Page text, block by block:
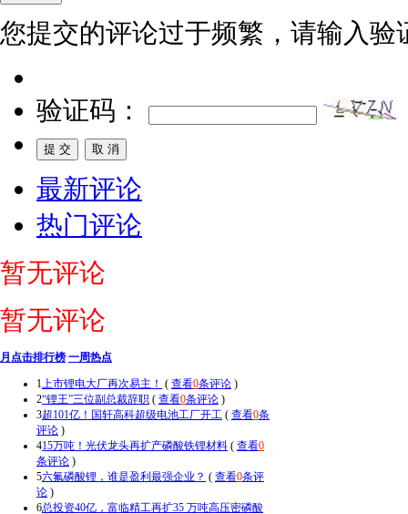
您提交的评论过于频繁，请输入验
验证码：
最新评论
热门评论
暂无评论
暂无评论
月点击排行榜 一周热点
1上市锂电大厂再次易主！ ( 查看0条评论 )
2“锂王”三位副总裁辞职 ( 查看0条评论 )
3超101亿！国轩高科超级电池工厂开工 ( 查看0条
评论 )
415万吨！光伏龙头再扩产磷酸铁锂材料 ( 查看0
条评论 )
5六氟磷酸锂，谁是盈利最强企业？ ( 查看0条评
论 )
6总投资40亿，富临精工再扩35 万吨高压密磷酸